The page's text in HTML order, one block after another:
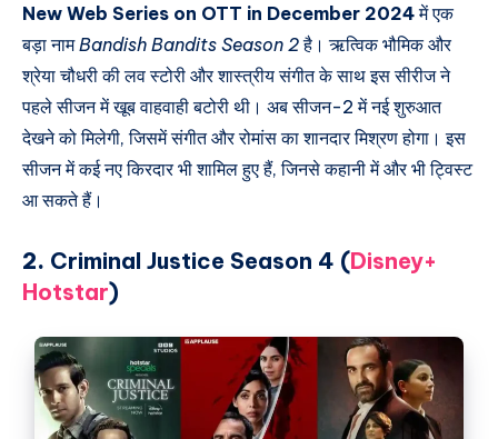
New Web Series on OTT in December 2024में एक
बड़ा नामBandish Bandits Season 2है। ऋत्विक भौमिक और
श्रेया चौधरी की लव स्टोरी और शास्त्रीय संगीत के साथ इस सीरीज ने
पहले सीजन में खूब वाहवाही बटोरी थी। अब सीजन-2 में नई शुरुआत
देखने को मिलेगी, जिसमें संगीत और रोमांस का शानदार मिश्रण होगा। इस
सीजन में कई नए किरदार भी शामिल हुए हैं, जिनसे कहानी में और भी ट्विस्ट
आ सकते हैं।
2. Criminal Justice Season 4 (Disney+
Hotstar)